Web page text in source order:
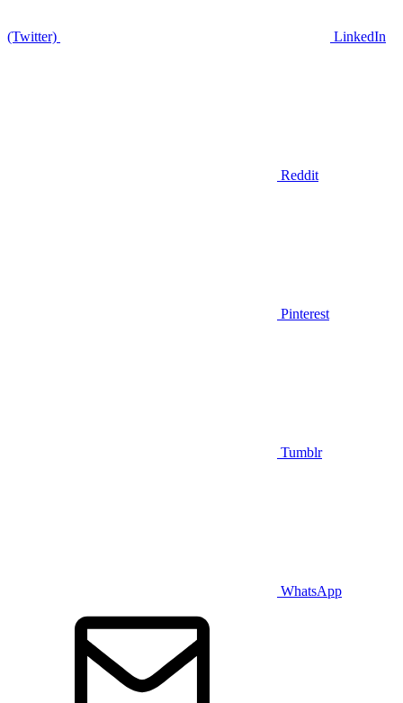
(Twitter) LinkedIn
Reddit
Pinterest
Tumblr
WhatsApp